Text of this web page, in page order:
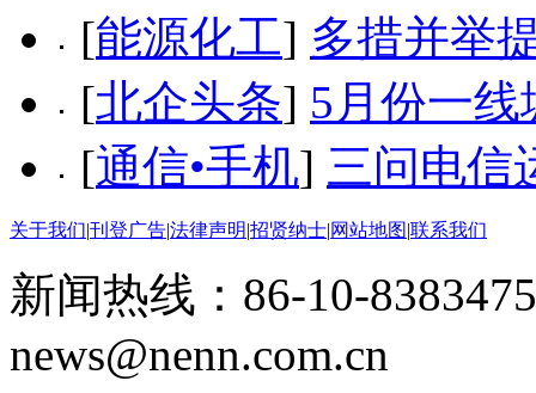
[能源化工] 多措并举
[北企头条] 5月份一
[通信•手机] 三问电信
关于我们|刊登广告|法律声明|招贤纳士|网站地图|联系我们
新闻热线：86-10-
news@nenn.com.cn